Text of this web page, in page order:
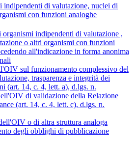
indipendenti di valutazione, nuclei di
con funzioni analoghe
indipendenti di valutazione ,
o altri organismi con funzioni
all'indicazione in forma anonima
sul funzionamento complessivo del
trasparenza e integrità dei
(art. 14, c. 4, lett. a), d.lgs. n.
di validazione della Relazione
(art. 14, c. 4, lett. c), d.lgs. n.
o di altra struttura analoga
degli obblighi di pubblicazione